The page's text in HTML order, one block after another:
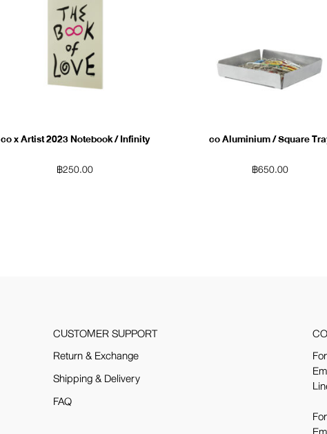
co x Artist 2023 Notebook / Infinity
฿250.00
co Aluminium / Square
฿650.00
CUSTOMER SUPPORT
Return & Exchange
Shipping & Delivery
FAQ